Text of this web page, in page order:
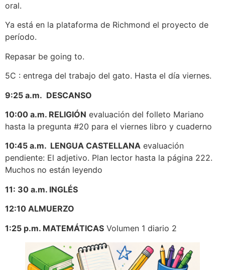
oral.
Ya está en la plataforma de Richmond el proyecto de
período.
Repasar be going to.
5C : entrega del trabajo del gato. Hasta el día viernes.
9:25 a.m. DESCANSO
10:00 a.m. RELIGIÓN evaluación del folleto Mariano
hasta la pregunta #20 para el viernes libro y cuaderno
10:45 a.m. LENGUA CASTELLANA evaluación
pendiente: El adjetivo. Plan lector hasta la página 222.
Muchos no están leyendo
11: 30 a.m. INGLÉS
12:10 ALMUERZO
1:25 p.m. MATEMÁTICAS Volumen 1 diario 2